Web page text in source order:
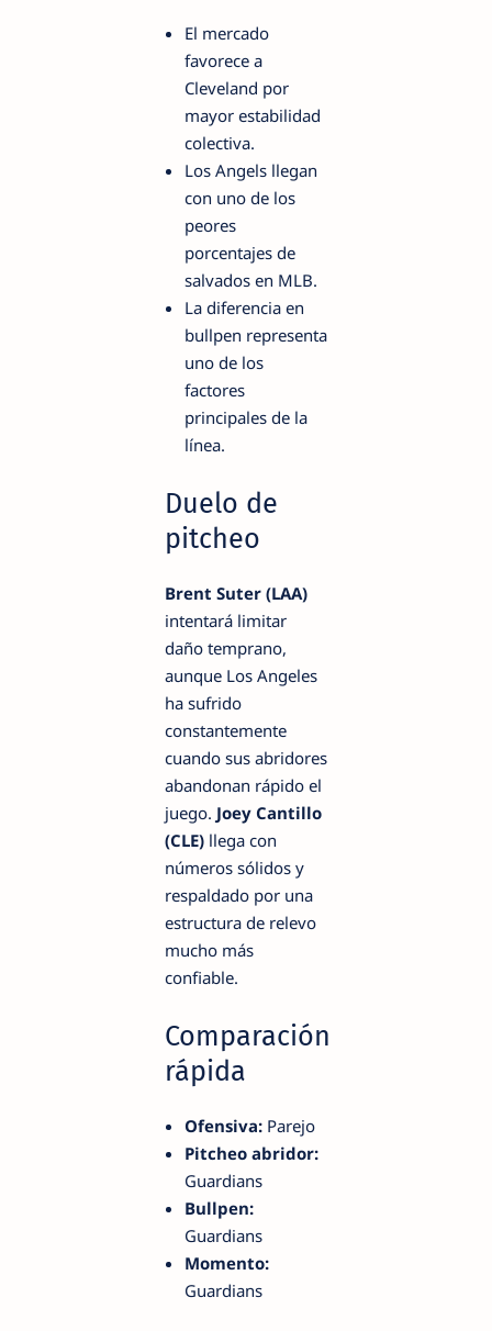
El mercado
favorece a
Cleveland por
mayor estabilidad
colectiva.
Los Angels llegan
con uno de los
peores
porcentajes de
salvados en MLB.
La diferencia en
bullpen representa
uno de los
factores
principales de la
línea.
Duelo de
pitcheo
Brent Suter (LAA)
intentará limitar
daño temprano,
aunque Los Angeles
ha sufrido
constantemente
cuando sus abridores
abandonan rápido el
juego. Joey Cantillo
(CLE) llega con
números sólidos y
respaldado por una
estructura de relevo
mucho más
confiable.
Comparación
rápida
Ofensiva: Parejo
Pitcheo abridor:
Guardians
Bullpen:
Guardians
Momento:
Guardians